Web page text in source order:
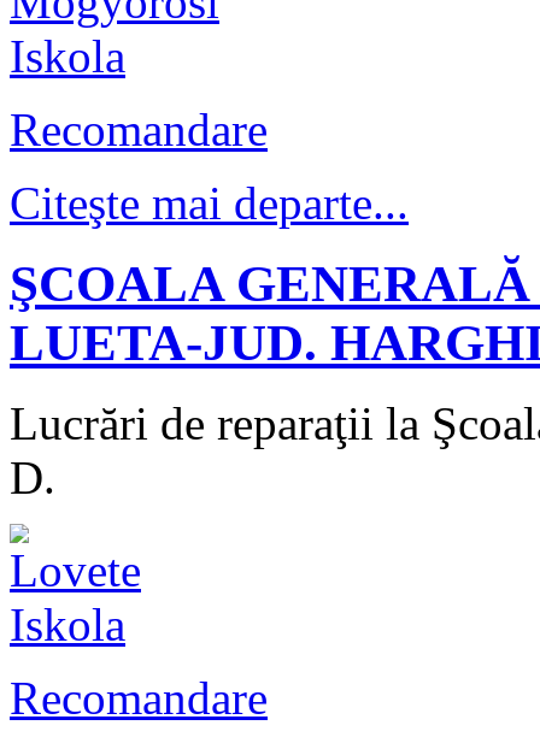
Ca lucrurile sa mearga bine
korondi aszfaltozas
korond tanacshaza1
korond tanacshaza 3
Recomandare
Citeşte mai departe...
ŞCOALA
LUETA-JUD.
Lucrări de reparaţii la
D.
Recomandare